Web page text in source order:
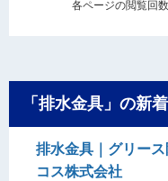
各ページの閲覧回
「排水金具」の新
排水金具｜グリー
コス株式会社